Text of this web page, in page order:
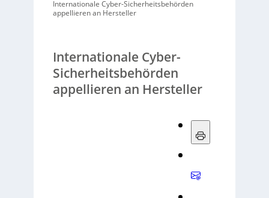
Internationale Cyber-Sicherheitsbehörden
appellieren an Hersteller
Internationale Cyber-
Sicherheitsbehörden
appellieren an Hersteller